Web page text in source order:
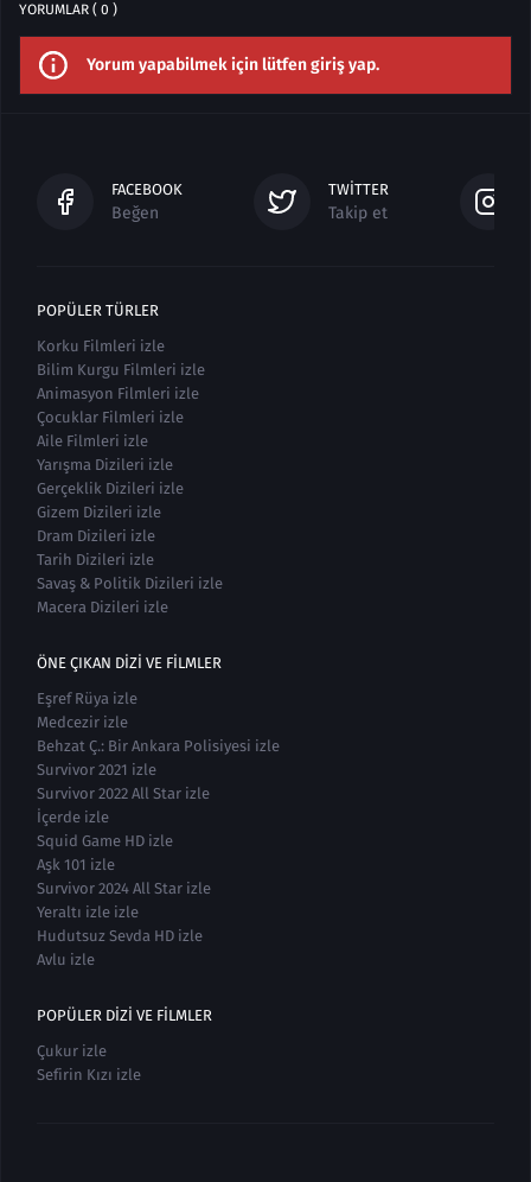
YORUMLAR ( 0 )
Yorum yapabilmek için lütfen giriş yap.
FACEBOOK
Beğen
TWITTER
Takip et
POPÜLER TÜRLER
Korku Filmleri izle
Bilim Kurgu Filmleri izle
Animasyon Filmleri izle
Çocuklar Filmleri izle
Aile Filmleri izle
Yarışma Dizileri izle
Gerçeklik Dizileri izle
Gizem Dizileri izle
Dram Dizileri izle
Tarih Dizileri izle
Savaş & Politik Dizileri izle
Macera Dizileri izle
ÖNE ÇIKAN DIZI VE FILMLER
Eşref Rüya izle
Medcezir izle
Behzat Ç.: Bir Ankara Polisiyesi izle
Survivor 2021 izle
Survivor 2022 All Star izle
İçerde izle
Squid Game HD izle
Aşk 101 izle
Survivor 2024 All Star izle
Yeraltı izle izle
Hudutsuz Sevda HD izle
Avlu izle
POPÜLER DIZI VE FILMLER
Çukur izle
Sefirin Kızı izle